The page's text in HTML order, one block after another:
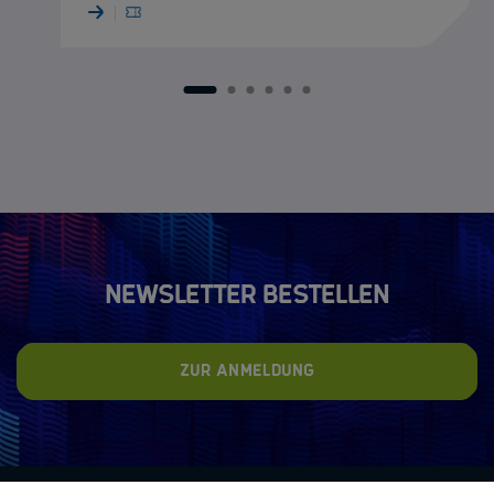
1 2 3 4 5 6
Newsletter bestellen
Zur Anmeldung